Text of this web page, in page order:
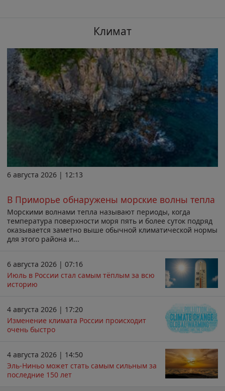
Климат
6 августа 2026 | 12:13
В Приморье обнаружены морские волны тепла
Морскими волнами тепла называют периоды, когда
температура поверхности моря пять и более суток подряд
оказывается заметно выше обычной климатической нормы
для этого района и...
6 августа 2026 | 07:16
Июль в России стал самым тёплым за всю
историю
4 августа 2026 | 17:20
Изменение климата России происходит
очень быстро
4 августа 2026 | 14:50
Эль-Ниньо может стать самым сильным за
последние 150 лет